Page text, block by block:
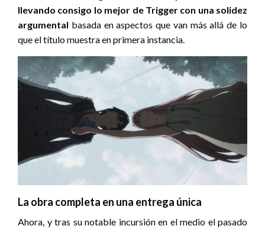
llevando consigo lo mejor de Trigger con una solidez
argumental basada en aspectos que van más allá de lo
que el título muestra en primera instancia.
La obra completa en una entrega única
Ahora, y tras su notable incursión en el medio el pasado